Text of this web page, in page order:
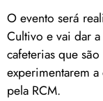
O evento será
Cultivo e vai dar
cafeterias que
experimentarem
pela RCM.